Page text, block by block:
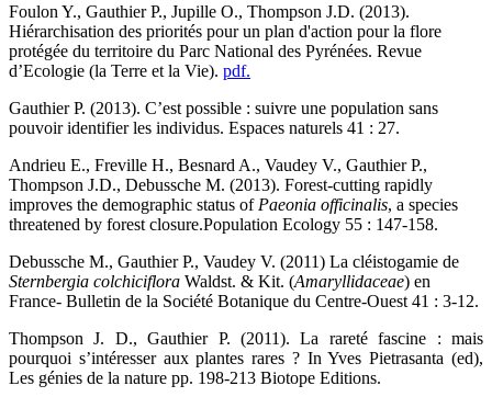
Foulon Y., Gauthier P., Jupille O., Thompson J.D. (2013).
Hiérarchisation des priorités pour un plan d'action pour la flore
protégée du territoire du Parc National des Pyrénées. Revue
d’Ecologie (la Terre et la Vie). pdf.
Gauthier P. (2013). C’est possible : suivre une population sans
pouvoir identifier les individus. Espaces naturels 41 : 27.
Andrieu E., Freville H., Besnard A., Vaudey V., Gauthier P.,
Thompson J.D., Debussche M. (2013). Forest-cutting rapidly
improves the demographic status of Paeonia officinalis, a species
threatened by forest closure.Population Ecology 55 : 147-158.
Debussche M., Gauthier P., Vaudey V. (2011) La cléistogamie de
Sternbergia colchiciflora Waldst. & Kit. (Amaryllidaceae) en
France- Bulletin de la Société Botanique du Centre-Ouest 41 : 3-12.
Thompson J. D., Gauthier P. (2011). La rareté fascine : mais
pourquoi s’intéresser aux plantes rares ? In Yves Pietrasanta (ed),
Les génies de la nature pp. 198-213 Biotope Editions.